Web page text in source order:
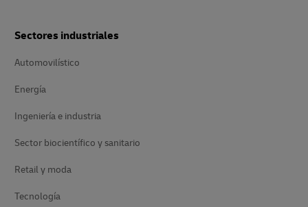
Sectores industriales
Automovilístico
Energía
Ingeniería e industria
Sector biocientífico y sanitario
Retail y moda
Tecnología